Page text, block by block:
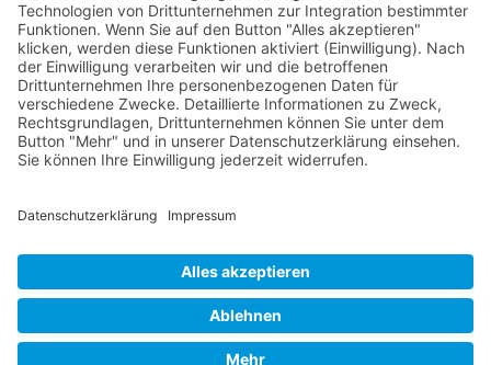
Die Pflegekasse der Pronova Betriebskrankenkasse und xundlachen
e.V. sind Kooperationspartner.
Förderung
Die Stiftung Sparkasse Heidelberg fördert
xundlachen e.V. ist Mitglied im
Dachverband Clowns in Medizin und Pflege Deutschland e. V.